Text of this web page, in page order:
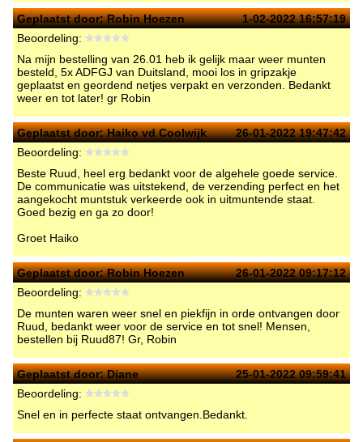
Geplaatst door:Robin Hoezen
1-02-2022 16:57:19
Beoordeling:
Na mijn bestelling van 26.01 heb ik gelijk maar weer munten
besteld, 5x ADFGJ van Duitsland, mooi los in gripzakje
geplaatst en geordend netjes verpakt en verzonden. Bedankt
weer en tot later! gr Robin
Geplaatst door:Haiko vd Coolwijk
26-01-2022 19:47:42
Beoordeling:
Beste Ruud, heel erg bedankt voor de algehele goede service.
De communicatie was uitstekend, de verzending perfect en het
aangekocht muntstuk verkeerde ook in uitmuntende staat.
Goed bezig en ga zo door!
Groet Haiko
Geplaatst door:Robin Hoezen
26-01-2022 09:17:12
Beoordeling:
De munten waren weer snel en piekfijn in orde ontvangen door
Ruud, bedankt weer voor de service en tot snel! Mensen,
bestellen bij Ruud87! Gr, Robin
Geplaatst door:Diane
25-01-2022 09:59:41
Beoordeling:
Snel en in perfecte staat ontvangen.Bedankt.